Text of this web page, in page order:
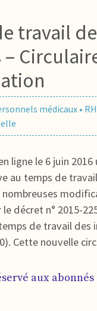
travail
médicaux •
ligne le 6 juin
au temps de
décret n° 2015-
de travail des
Cette nouvelle
aux abonnés